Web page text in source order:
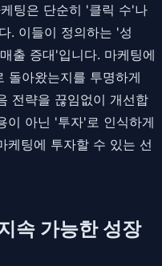
팅은 단순히 '클릭 수'나
. 이들이 정의하는 '성
출 증대'입니다. 마케팅에
돌아왔는지를 투명하게
전략을 끊임없이 개선합
이 아닌 '투자'로 인식하게
케팅에 투자할 수 있는 선
속 가능한 성장